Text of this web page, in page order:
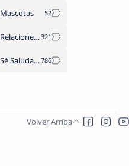
Mascotas
Relaciones de Parejas
Sé Saludable